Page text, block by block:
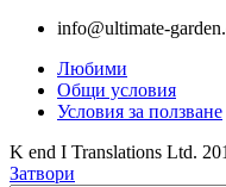
info@ultimate-
Любими
Общи условия
Условия за ползване
K end I Translations Ltd.
Затвори